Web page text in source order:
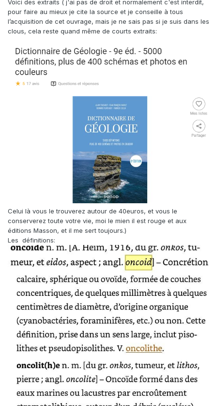
Voici des extraits ( j'ai pas de droit et normalement c'est interdit,
pour faire au mieux je cite la source et je conseille à tous
l’acquisition de cet ouvrage, mais je ne sais pas si je suis dans les
clous, cela reste quand même de courts extraits:
Celui là vous le trouverez autour de 40euros, et vous le
conserverez toute votre vie, moi le mien il est rouge et aux
éditions Masson, et il me sert toujours.)
Les définitions: